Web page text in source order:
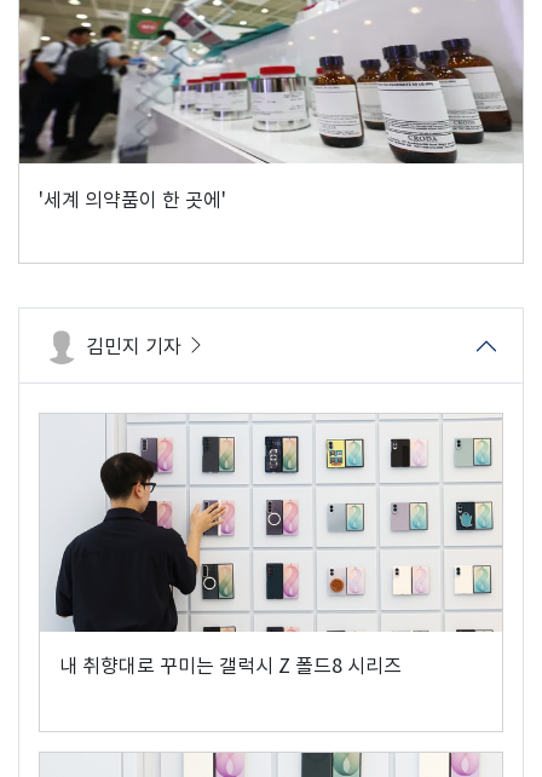
'세계 의약품이 한 곳에'
김민지 기자
내 취향대로 꾸미는 갤럭시 Z 폴드8 시리즈